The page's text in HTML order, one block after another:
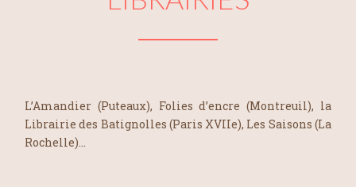
L’Amandier (Puteaux), Folies d’encre (Montreuil), la
Librairie des Batignolles (Paris XVIIe), Les Saisons (La
Rochelle)…